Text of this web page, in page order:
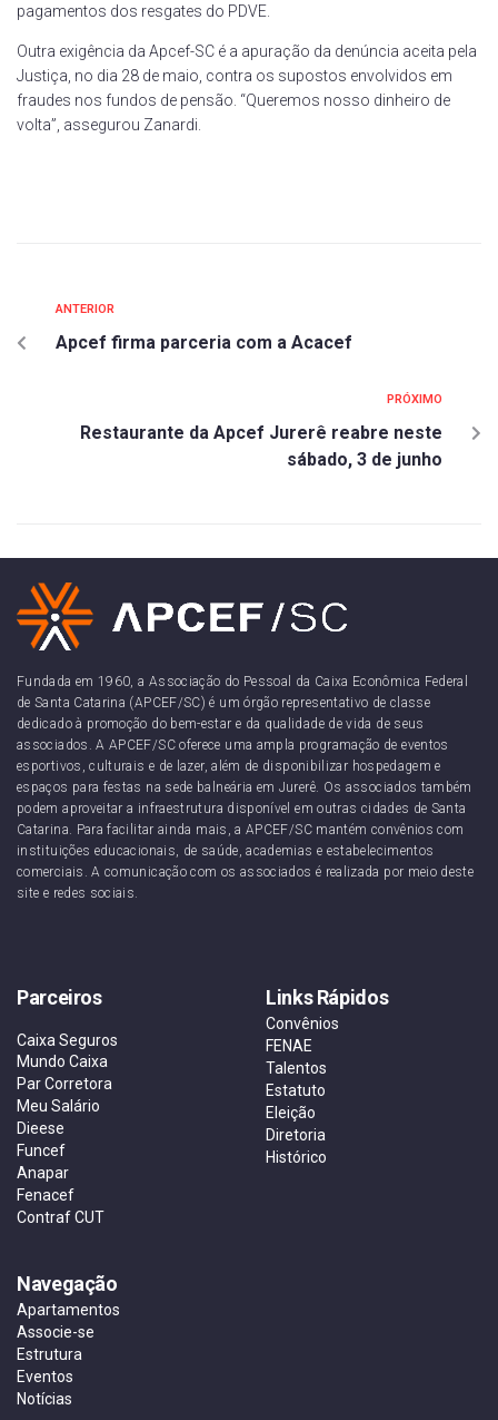
pagamentos dos resgates do PDVE.
Outra exigência da Apcef-SC é a apuração da denúncia aceita pela
Justiça, no dia 28 de maio, contra os supostos envolvidos em
fraudes nos fundos de pensão. “Queremos nosso dinheiro de
volta”, assegurou Zanardi.
ANTERIOR
Apcef firma parceria com a Acacef
PRÓXIMO
Restaurante da Apcef Jurerê reabre neste
sábado, 3 de junho
Fundada em 1960, a Associação do Pessoal da Caixa Econômica Federal
de Santa Catarina (APCEF/SC) é um órgão representativo de classe
dedicado à promoção do bem-estar e da qualidade de vida de seus
associados. A APCEF/SC oferece uma ampla programação de eventos
esportivos, culturais e de lazer, além de disponibilizar hospedagem e
espaços para festas na sede balneária em Jurerê. Os associados também
podem aproveitar a infraestrutura disponível em outras cidades de Santa
Catarina. Para facilitar ainda mais, a APCEF/SC mantém convênios com
instituições educacionais, de saúde, academias e estabelecimentos
comerciais. A comunicação com os associados é realizada por meio deste
site e redes sociais.
Parceiros
Caixa Seguros
Mundo Caixa
Par Corretora
Meu Salário
Dieese
Funcef
Anapar
Fenacef
Contraf CUT
Links Rápidos
Convênios
FENAE
Talentos
Estatuto
Eleição
Diretoria
Histórico
Navegação
Apartamentos
Associe-se
Estrutura
Eventos
Notícias